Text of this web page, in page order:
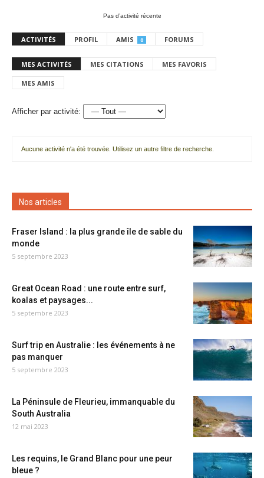
Pas d’activité récente
ACTIVITÉS PROFIL AMIS 0 FORUMS
MES ACTIVITÉS MES CITATIONS MES FAVORIS
MES AMIS
Afficher par activité:
Aucune activité n'a été trouvée. Utilisez un autre filtre de recherche.
Nos articles
Fraser Island : la plus grande île de sable du
monde
5 septembre 2023
Great Ocean Road : une route entre surf,
koalas et paysages...
5 septembre 2023
Surf trip en Australie : les événements à ne
pas manquer
5 septembre 2023
La Péninsule de Fleurieu, immanquable du
South Australia
12 mai 2023
Les requins, le Grand Blanc pour une peur
bleue ?